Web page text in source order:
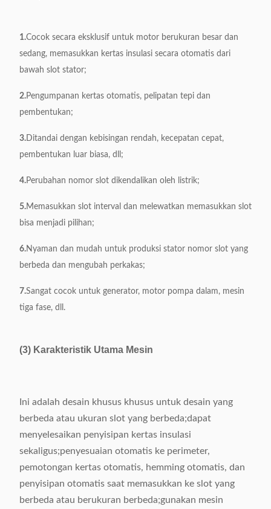
Sumber Daya listrik 380V, 50/60Hz, 0,75kW
Berat
Dimensi 1100*650*1000mm
1.Cocok secara eksklusif untuk motor berukuran besar dan
sedang, memasukkan kertas insulasi secara otomatis dari
bawah slot stator;
2.Pengumpanan kertas otomatis, pelipatan tepi dan
pembentukan;
3.Ditandai dengan kebisingan rendah, kecepatan cepat,
pembentukan luar biasa, dll;
4.Perubahan nomor slot dikendalikan oleh listrik;
5.Memasukkan slot interval dan melewatkan memasukkan slot
bisa menjadi pilihan;
6.Nyaman dan mudah untuk produksi stator nomor slot yang
berbeda dan mengubah perkakas;
7.Sangat cocok untuk generator, motor pompa dalam, mesin
tiga fase, dll.
(3) Karakteristik Utama Mesin
Ini adalah desain khusus khusus untuk desain yang
berbeda atau ukuran slot yang berbeda;dapat
menyelesaikan penyisipan kertas insulasi
sekaligus;penyesuaian otomatis ke perimeter,
pemotongan kertas otomatis, hemming otomatis, dan
penyisipan otomatis saat memasukkan ke slot yang
berbeda atau berukuran berbeda;gunakan mesin